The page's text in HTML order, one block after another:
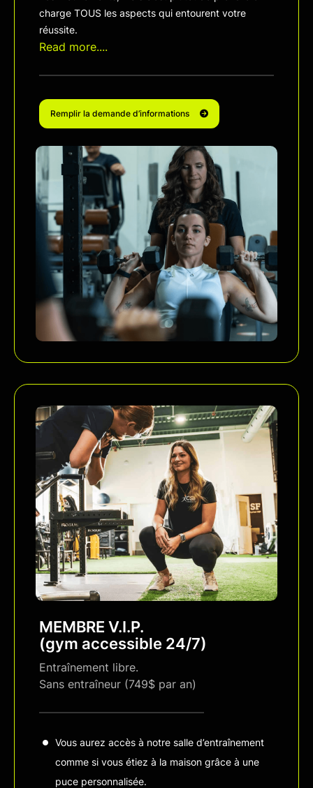
charge TOUS les aspects qui entourent votre
réussite.
Read more....
Remplir la demande d’informations
MEMBRE V.I.P.
(gym accessible 24/7)
Entraînement libre.
Sans entraîneur (749$ par an)
Vous aurez accès à notre salle d’entraînement
comme si vous étiez à la maison grâce à une
puce personnalisée.